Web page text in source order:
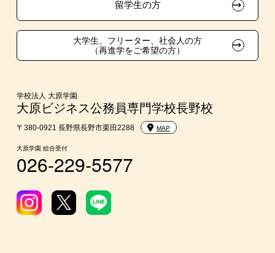
大学生・短期大学生特別入学
学費
入学前のお勧め学習システム
大学・短期大学・公務員併願制度
留学生の方
大学生、フリーター、社会人の方
（再進学をご希望の方）
学校法人 大原学園
大原ビジネス公務員専門学校長野校
〒380-0921 長野県長野市栗田2288 MAP
大原学園 総合受付
026-229-5577